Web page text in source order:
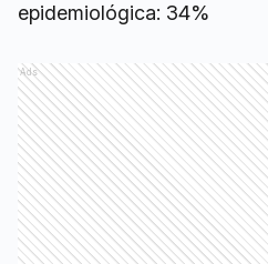
epidemiológica: 34%
Ads